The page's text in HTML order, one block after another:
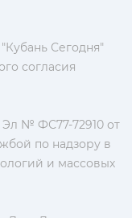
Сегодня"
согласия
№ ФС77-72910 от
по надзору в
и массовых